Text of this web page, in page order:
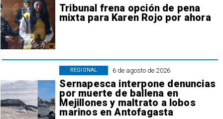
Tribunal frena opción de pena
mixta para Karen Rojo por ahora
6 de agosto de 2026
Sernapesca interpone denuncias
por muerte de ballena en
Mejillones y maltrato a lobos
marinos en Antofagasta
REGIONAL